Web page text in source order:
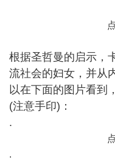
根据圣哲曼的启示，
流社会的妇女，并从
以在下面的图片看到
(注意手印)：
.
.